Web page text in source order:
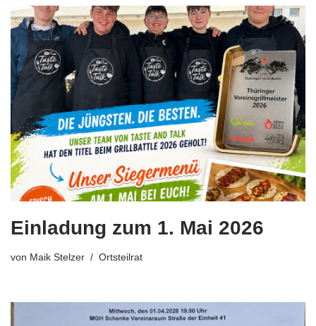
Einladung zum 1. Mai 2026
von Maik Stelzer Ortsteilrat